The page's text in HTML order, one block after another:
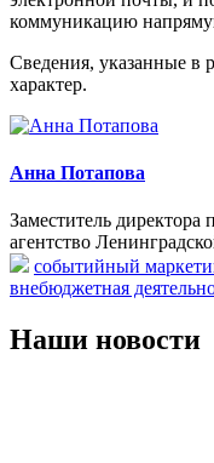
коммуникацию
Сведения, указанные в
характер.
Анна Потапова
Заместитель
агентство
событийный
внебюджетная
Наши новости